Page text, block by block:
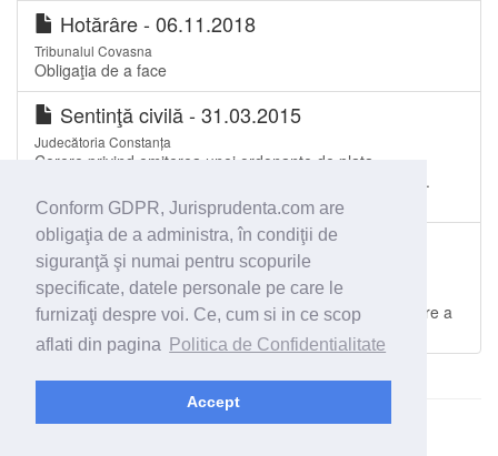
Conform GDPR, Jurisprudenta.com are
obligaţia de a administra, în condiţii de
siguranţă şi numai pentru scopurile
specificate, datele personale pe care le
furnizaţi despre voi. Ce, cum si in ce scop
aflati din pagina
Politica de Confidentialitate
Accept
Hotărâre - 06.11.2018
Tribunalul Covasna
Obligaţia de a face
Sentinţă civilă - 31.03.2015
Judecătoria Constanța
Cerere privind emiterea unei ordonante de plata.
Mentionarea cuantumului penalitatilor în facturile fiscale.
Lipsa unei clauze penale
Sentinţă civilă - 18.09.2019
Judecătoria Iași
Contestaţie la executare. Pensie de întreţinere.
Necontestarea în termen a actelor de executare prin care a
fost stabilit debitul